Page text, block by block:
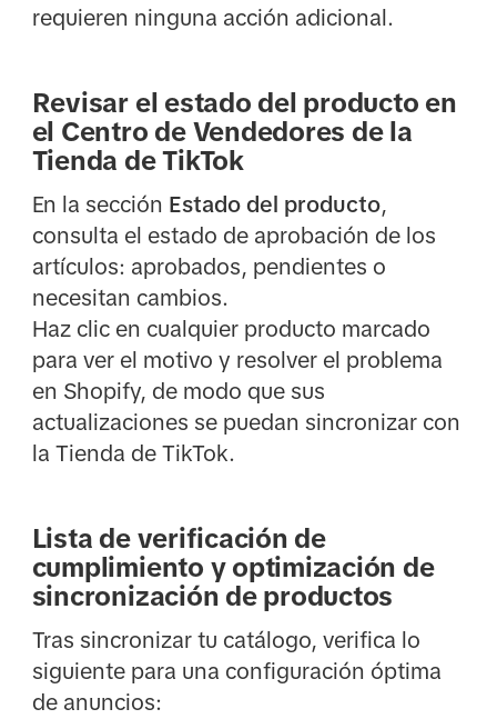
requieren ninguna acción adicional.
Revisar el estado del producto en
el Centro de Vendedores de la
Tienda de TikTok
En la sección Estado del producto,
consulta el estado de aprobación de los
artículos: aprobados, pendientes o
necesitan cambios.
Haz clic en cualquier producto marcado
para ver el motivo y resolver el problema
en Shopify, de modo que sus
actualizaciones se puedan sincronizar con
la Tienda de TikTok.
Lista de verificación de
cumplimiento y optimización de
sincronización de productos
Tras sincronizar tu catálogo, verifica lo
siguiente para una configuración óptima
de anuncios: